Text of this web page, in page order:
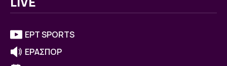
ΕΡΤ SPORTS
ΕΡΑΣΠΟΡ